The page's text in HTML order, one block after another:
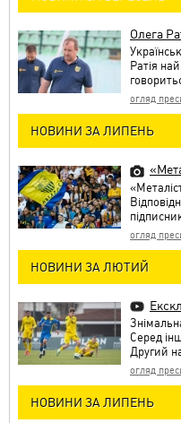
Олега
Ратія
огляд
НОВИНИ ЗА ЛИПЕНЬ
огляд
НОВИНИ ЗА ЛЮТИЙ
Серед
Другий
огляд
НОВИНИ ЗА ЛИПЕНЬ